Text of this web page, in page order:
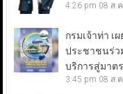
4:26 pm 08 ส.
กรมเจ้าท่า เ
ประชาชนร่ว
บริการสู่มาต
3:45 pm 08 ส.